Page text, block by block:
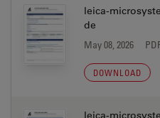
leica-
de
May 08, 2026
DOWNLOAD
leica-